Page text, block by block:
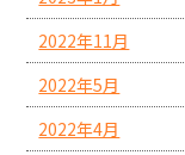
2022年11月
2022年5月
2022年4月